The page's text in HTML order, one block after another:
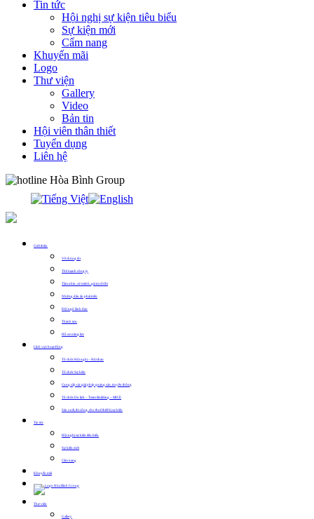
Tin tức
Hội nghị sự kiện tiêu biểu
Sự kiện mới
Cẩm nang
Khuyến mãi
Logo
Thư viện
Gallery
Video
Bản tin
Hội viên thân thiết
Tuyển dụng
Liên hệ
Giới thiệu
Về chúng tôi
Thế mạnh công ty
Tầm nhìn, sứ mệnh, giá trị cốt lõi
Những dấu ấn phát triển
Đội ngũ lãnh đạo
Thành tựu
Hồ sơ năng lực
Lĩnh vực hoạt động
Tổ chức Hội nghị – Hội thảo
Tổ chức Sự kiện
Cung cấp các giải pháp quảng cáo, truyền thông
Tổ chức Du lịch – Team Building – MICE
Sản xuất, thi công, cho thuê thiết bị sự kiện
Tin tức
Hội nghị sự kiện tiêu biểu
Sự kiện mới
Cẩm nang
Khuyến mãi
Thư viện
Gallery